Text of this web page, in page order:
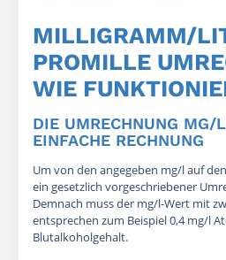
MILLIGRAMM/
PROMILLE
WIE
DIE UMRECHNUNG MG/
EINFACHE RECHNUNG
Um von den angegeben mg/l auf
ein gesetzlich vorgeschriebener
Demnach muss der mg/l-Wert mit
entsprechen zum Beispiel 0,4 mg/l
Blutalkoholgehalt.